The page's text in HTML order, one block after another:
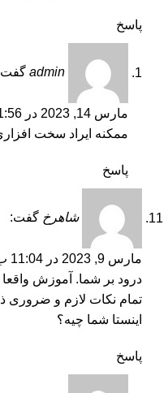
پاسخ
admin
مارس 14, 2023 در 1:56 ب.ظ
ممکنه ایراد سخت
پاسخ
شاهرخ گفت:
مارس 9, 2023 در 11:04 ب.ظ
درود بر شما. آموزش
تمام نکات لازم و ضروری
اینستا شما چیه؟
پاسخ